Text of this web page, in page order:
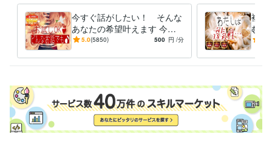
組織Hall of Fame Queen Award
某組織Best Friends Award 某組織
Best Review Web Writer 某組織Best Friends Gold Prize 某組織Bes
t Support Award 某組織Best Review Web Writer
某組織Best Friend
s Award 某組織Triple Crown Queen Award
某組織Best Friends Gol
d Prize 某組織Best Friends Silver Prize 某社コールセンター社内コ
社５カ月/テレアポ）
資格・検定
オンライン心理カウンセラー 取得年 : 2020年
夫婦カウンセラー 取得年 : 2020年
今すぐ話がしたい！ そんな
あなたの希望叶えます 今日
あったことから深刻な悩みま
い。
5.0(5850) 500 円 /分
複数
むあ
満た
めま